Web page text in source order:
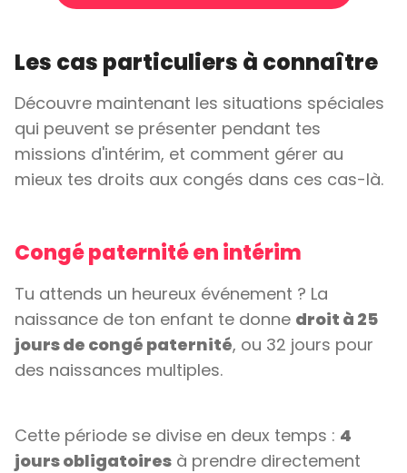
Les cas particuliers à connaître
Découvre maintenant les situations spéciales
qui peuvent se présenter pendant tes
missions d'intérim, et comment gérer au
mieux tes droits aux congés dans ces cas-là.
Congé paternité en intérim
Tu attends un heureux événement ? La
naissance de ton enfant te donne droit à 25
jours de congé paternité, ou 32 jours pour
des naissances multiples.
Cette période se divise en deux temps : 4
jours obligatoires à prendre directement